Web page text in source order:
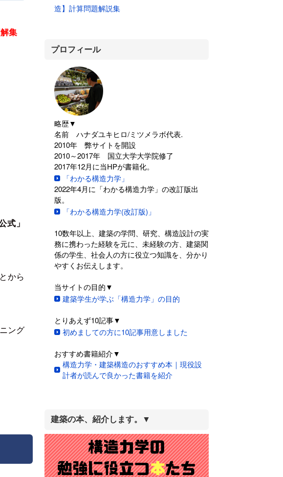
集
式」
から
ング
造】計算問題解説集
プロフィール
略歴▼
名前 ハナダユキヒロ/ミツメラボ代表.
2010年 弊サイトを開設
2010～2017年 国立大学大学院修了
2017年12月に当HPが書籍化。
「わかる構造力学」
2022年4月に「わかる構造力学」の改訂版出
版。
「わかる構造力学(改訂版)」
10数年以上、建築の学問、研究、構造設計の実
務に携わった経験を元に、未経験の方、建築関
係の学生、社会人の方に役立つ知識を、分かり
やすくお伝えします。
当サイトの目的▼
建築学生が学ぶ「構造力学」の目的
とりあえず10記事▼
初めましての方に10記事用意しました
おすすめ書籍紹介▼
構造力学・建築構造のおすすめ本｜現役設
計者が読んで良かった書籍を紹介
建築の本、紹介します。▼